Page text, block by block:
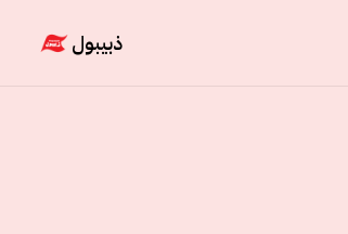
ذبيبول